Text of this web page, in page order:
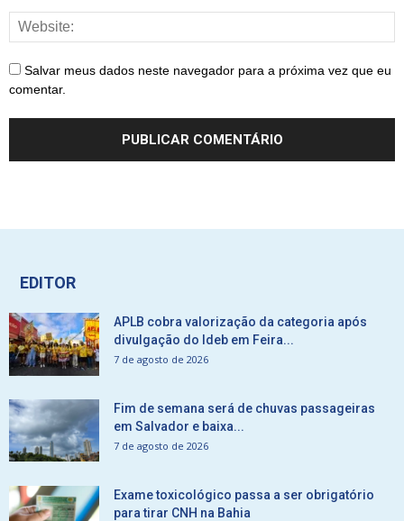
Salvar meus dados neste navegador para a próxima vez que eu
comentar.
EDITOR
APLB cobra valorização da categoria após
divulgação do Ideb em Feira...
7 de agosto de 2026
Fim de semana será de chuvas passageiras
em Salvador e baixa...
7 de agosto de 2026
Exame toxicológico passa a ser obrigatório
para tirar CNH na Bahia